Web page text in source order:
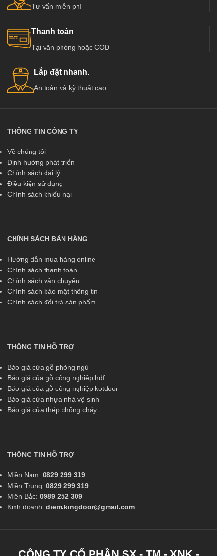
Tư vấn miễn phí
Thanh toán
Tại văn phòng hoặc COD
Lắp đặt nhanh.
An toàn và kỹ thuật cao.
THÔNG TIN CÔNG TY
Về chúng tôi
Định hướng phát triển
Chính sách đại lý
Điều kiện sử dụng
Chính sách khiếu nại
CHÍNH SÁCH BÁN HÀNG
Hướng dẫn mua hàng online
Chính sách thanh toán
Chính sách vận chuyển
Chính sách bảo mật thông tin
Chính sách đổi trả sản phẩm
THÔNG TIN HỖ TRỢ
Báo giá cửa gỗ phòng ngủ
Báo giá của gỗ công nghiệp hdf
Báo giá của gỗ công nghiệp kotdoor
Báo giá cửa nhựa nhà vệ sinh
Báo giá cửa thép chống cháy
THÔNG TIN HỖ TRỢ
Miền Nam: 0829 299 319
Miền Trung: 0829 299 319
Miền Bắc: 0989 252 309
Kinh doanh: diem.kingdoor@gmail.com